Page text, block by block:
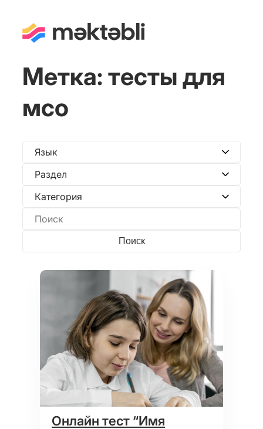
Метка: тесты для
мсо
Онлайн тест “Имя